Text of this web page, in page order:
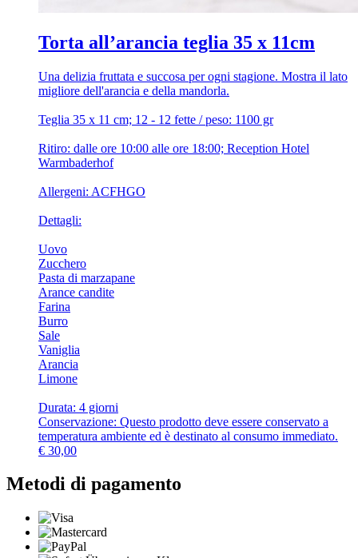
Torta all’arancia teglia 35 x 11cm
Una delizia fruttata e succosa per ogni stagione. Mostra il lato
migliore dell'arancia e della mandorla.
Teglia 35 x 11 cm; 12 - 12 fette / peso: 1100 gr
Ritiro: dalle ore 10:00 alle ore 18:00; Reception Hotel
Warmbaderhof
Allergeni: ACFHGO
Dettagli:
Uovo
Zucchero
Pasta di marzapane
Arance candite
Farina
Burro
Sale
Vaniglia
Arancia
Limone
Durata: 4 giorni
Conservazione: Questo prodotto deve essere conservato a
temperatura ambiente ed è destinato al consumo immediato.
€ 30,00
Metodi di pagamento